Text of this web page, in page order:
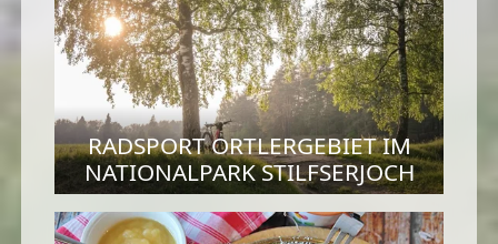
RADSPORT ORTLERGEBIET IM
NATIONALPARK STILFSERJOCH